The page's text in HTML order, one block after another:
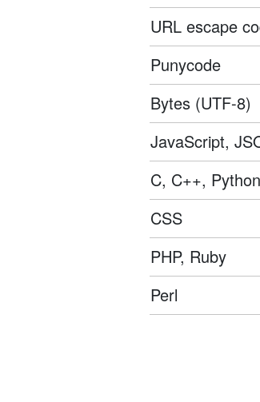
URL escape
Punycode
Bytes (UTF-8)
JavaScript,
C, C++, Python
CSS
PHP, Ruby
Perl